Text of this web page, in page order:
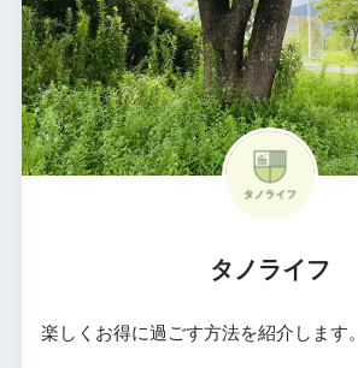
タノライフ
楽しくお得に過ごす方法を紹介します。